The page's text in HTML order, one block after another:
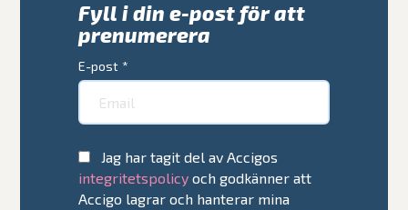
Fyll i din e-post för att
prenumerera
E-post *
Jag har tagit del av Accigos
integritetspolicy och godkänner att
Accigo lagrar och hanterar mina